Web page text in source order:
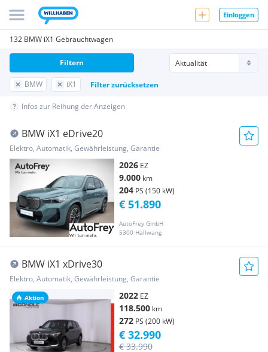
Einloggen
132 BMW iX1 Gebrauchtwagen
BMW iX1 Filter zurücksetzen
Filtern
Infos zur Reihung der Anzeigen
BMW iX1 eDrive20
Elektro, Automatik, Gewährleistung, Garantie
2026 EZ
9.000 km
204 PS (150 kW)
AutoFrey GmbH
5300 Hallwang
€ 51.890
Aktion
BMW iX1 xDrive30
Elektro, Automatik, Gewährleistung, Garantie
2022 EZ
118.500 km
272 PS (200 kW)
€ 33.990
€ 32.990